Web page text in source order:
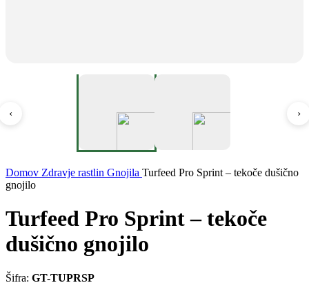
‹ ›
Domov Zdravje rastlin Gnojila Turfeed Pro Sprint – tekoče dušično
gnojilo
Turfeed Pro Sprint – tekoče
dušično gnojilo
Šifra: GT-TUPRSP